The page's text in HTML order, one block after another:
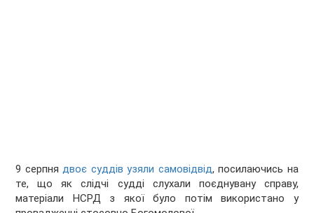
9 серпнядвоє суддів узяли самовідвід, посилаючись на
те, що як слідчі судді слухали поєднувану справу,
матеріали НСРД з якої було потім використано у